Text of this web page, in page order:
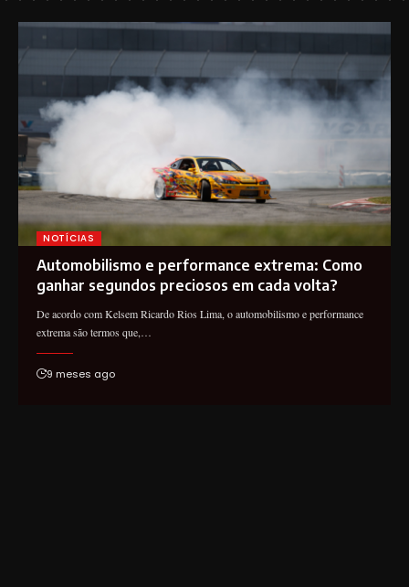
NOTÍCIAS
Automobilismo e performance extrema: Como
ganhar segundos preciosos em cada volta?
De acordo com Kelsem Ricardo Rios Lima, o automobilismo e performance
extrema são termos que,…
9 meses ago